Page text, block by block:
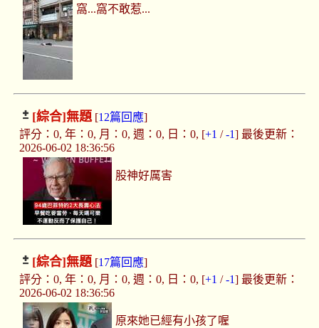
窩...窩不敢惹...
[綜合]無題[12篇回應]
評分：0, 年：0, 月：0, 週：0, 日：0, [+1 /-1] 最後更新：
2026-06-02 18:36:56
股神好厲害
[綜合]無題[17篇回應]
評分：0, 年：0, 月：0, 週：0, 日：0, [+1 /-1] 最後更新：
2026-06-02 18:36:56
原來她已經有小孩了喔